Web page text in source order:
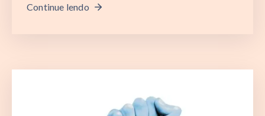
Continue lendo